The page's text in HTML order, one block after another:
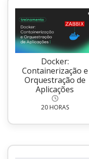
Docker:
Containerização e
Orquestração de
Aplicações
20 HORAS